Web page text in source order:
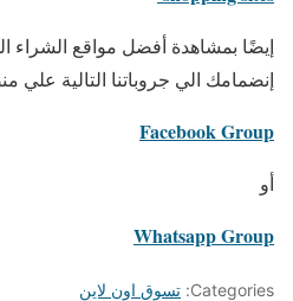
إيضًا بمشاهدة أفضل مواقع الشراء
إنضمامك الي جروباتنا التالية علي
Facebook Group
أو
Whatsapp Group
Categories: تسوق اون لاين